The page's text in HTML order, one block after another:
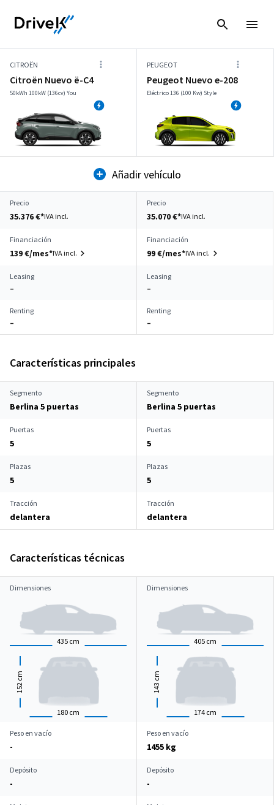
CITROËN
Citroën Nuevo ë-C4
50kWh 100kW (136cv) You
PEUGEOT
Peugeot Nuevo e-208
Eléctrico 136 (100 Kw) Style
Añadir vehículo
Precio
35.376 €*IVA incl.
Precio
35.070 €*IVA incl.
Financiación
139 €/mes*IVA incl.
Financiación
99 €/mes*IVA incl.
Leasing
–
Leasing
–
Renting
–
Renting
–
Características principales
Segmento
Berlina 5 puertas
Segmento
Berlina 5 puertas
Puertas
5
Puertas
5
Plazas
5
Plazas
5
Tracción
delantera
Tracción
delantera
Características técnicas
Dimensiones
435 cm
180 cm
152
cm
Dimensiones
405 cm
174 cm
143
cm
Peso en vacío
-
Peso en vacío
1455 kg
Depósito
-
Depósito
-